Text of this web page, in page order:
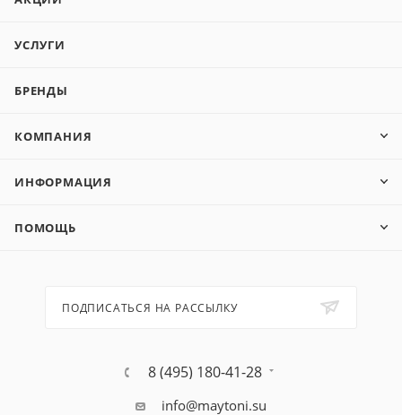
УСЛУГИ
БРЕНДЫ
КОМПАНИЯ
ИНФОРМАЦИЯ
ПОМОЩЬ
ПОДПИСАТЬСЯ НА РАССЫЛКУ
8 (495) 180-41-28
info@maytoni.su